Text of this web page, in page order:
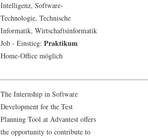
Intelligenz, Software-
Technologie, Technische
Informatik, Wirtschaftsinformatik
Job - Einstieg: Praktikum
Home-Office möglich
The Internship in Software
Development for the Test
Planning Tool at Advantest offers
the opportunity to contribute to